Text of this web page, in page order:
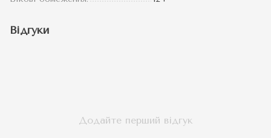
Відгуки
Додайте перший відгук